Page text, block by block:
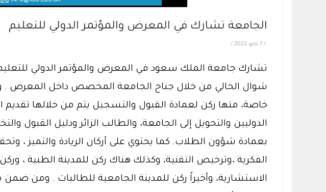
الجامعة تشارك في المعرض والمؤتمر الدولي للتعليم
/ 7 مايو 2022 /
شوال الحالي من خلال جناح الجامعة المخصص داخل المعرض .
خاصة، منها ركن لعمادة القبول والتسجيل يتم من خلالها تقديم
الدوليين والتحويل إلى الجامعة، والطالب الزائر ودليل القبول
الفكرية ،وترخيص التقنية، وكذلك هناك ركن للمدينة الطبية ،
الاستشارية، وأخيراً ركن للمدينة الجامعية للطالبات . ومن